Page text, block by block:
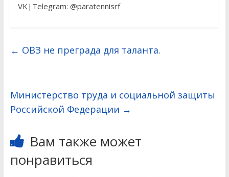
VK|Telegram: @paratennisrf
← ОВЗ не преграда для таланта.
Министерство труда и социальной защиты
Российской Федерации →
Вам также может
понравиться